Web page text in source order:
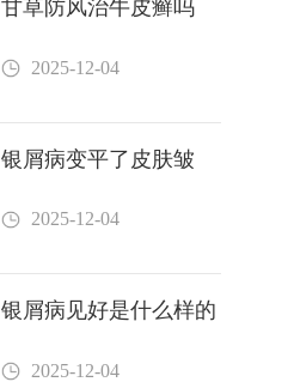
甘草防风治牛皮癣吗
2025-12-04
银屑病变平了皮肤皱
2025-12-04
银屑病见好是什么样的
2025-12-04